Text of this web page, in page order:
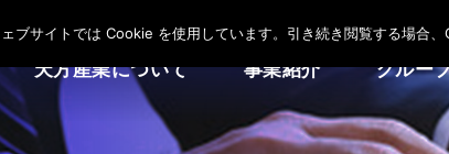
天方産業について 事業紹介 グルー
ブサイトでは Cookie を使用しています。引き続き閲覧する場合